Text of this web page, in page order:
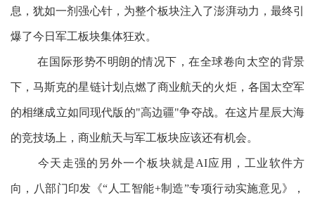
息，犹如一剂强心针，为整个板块注入了澎湃动力，最终引
爆了今日军工板块集体狂欢。
在国际形势不明朗的情况下，在全球卷向太空的背景
下，马斯克的星链计划点燃了商业航天的火炬，各国太空军
的相继成立如同现代版的"高边疆"争夺战。在这片星辰大海
的竞技场上，商业航天与军工板块应该还有机会。
今天走强的另外一个板块就是AI应用，工业软件方
向，八部门印发《“人工智能+制造”专项行动实施意见》，